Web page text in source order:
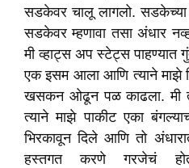
सडकेवर चालू लागलो. सडकेच्या
सडकेवर म्हणावा तसा अंधार
मी व्हाट्स अप स्टेट्स पाहण्यात
एक इसम आला आणि त्याने माझे
खसकन ओढून पळ काढला. मी
त्याने माझे पाकीट एका
भिरकावून दिले आणि तो
हस्तगत करणे गरजेचं